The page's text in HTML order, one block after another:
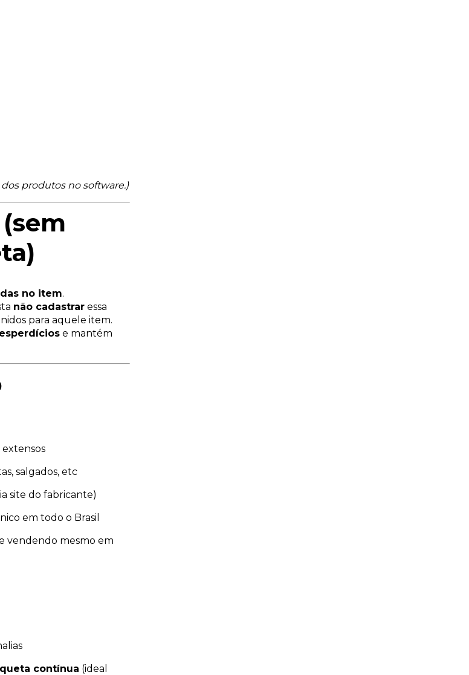
produtos no software.)
no item.
não cadastrar essa
para aquele item.
e mantém
extensos
salgados, etc
site do fabricante)
em todo o Brasil
vendendo mesmo em
contínua (ideal